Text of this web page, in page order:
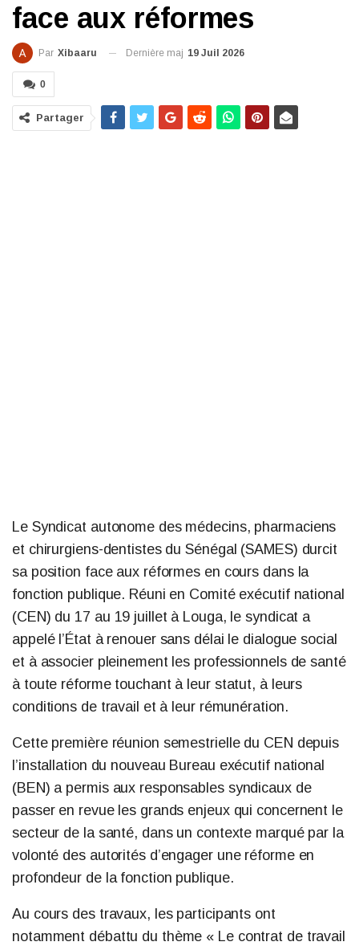
face aux réformes
Par Xibaaru Dernière maj 19 Juil 2026
0
Partager
Le Syndicat autonome des médecins, pharmaciens
et chirurgiens-dentistes du Sénégal (SAMES) durcit
sa position face aux réformes en cours dans la
fonction publique. Réuni en Comité exécutif national
(CEN) du 17 au 19 juillet à Louga, le syndicat a
appelé l’État à renouer sans délai le dialogue social
et à associer pleinement les professionnels de santé
à toute réforme touchant à leur statut, à leurs
conditions de travail et à leur rémunération.
Cette première réunion semestrielle du CEN depuis
l’installation du nouveau Bureau exécutif national
(BEN) a permis aux responsables syndicaux de
passer en revue les grands enjeux qui concernent le
secteur de la santé, dans un contexte marqué par la
volonté des autorités d’engager une réforme en
profondeur de la fonction publique.
Au cours des travaux, les participants ont
notamment débattu du thème « Le contrat de travail